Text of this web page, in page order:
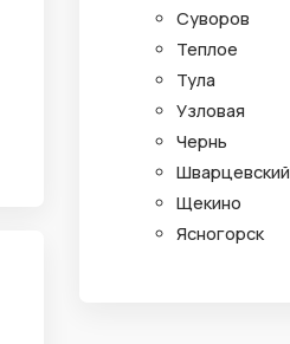
Суворов
Теплое
Тула
Узловая
Чернь
Шварцевский
Щекино
Ясногорск